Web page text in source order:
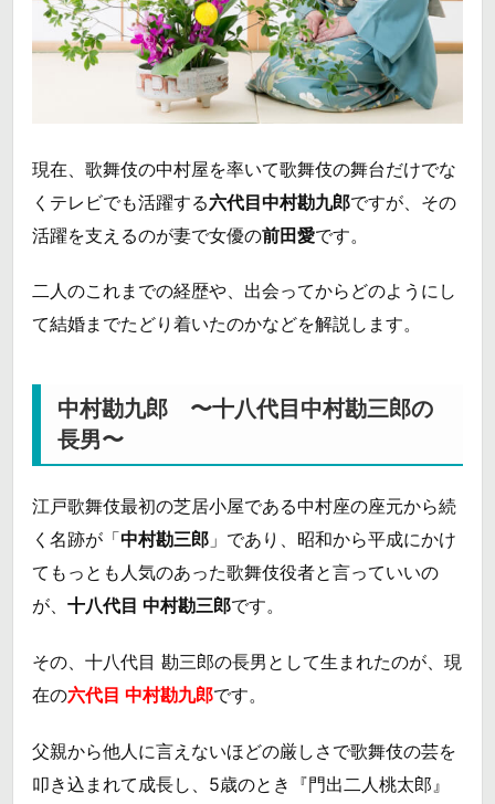
現在、歌舞伎の中村屋を率いて歌舞伎の舞台だけでな
くテレビでも活躍する六代目中村勘九郎ですが、その
活躍を支えるのが妻で女優の前田愛です。
二人のこれまでの経歴や、出会ってからどのようにし
て結婚までたどり着いたのかなどを解説します。
中村勘九郎 〜十八代目中村勘三郎の
長男〜
江戸歌舞伎最初の芝居小屋である中村座の座元から続
く名跡が「中村勘三郎 」であり、昭和から平成にかけ
てもっとも人気のあった歌舞伎役者と言っていいの
が、 十八代目 中村勘三郎です。
その、十八代目 勘三郎の長男として生まれたのが、現
在の六代目 中村勘九郎です。
父親から他人に言えないほどの厳しさで歌舞伎の芸を
叩き込まれて成長し、5歳のとき『門出二人桃太郎』